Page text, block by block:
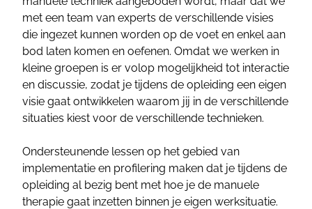
met een team van experts de verschillende visies
die ingezet kunnen worden op de voet en enkel aan
bod laten komen en oefenen. Omdat we werken in
kleine groepen is er volop mogelijkheid tot interactie
en discussie, zodat je tijdens de opleiding een eigen
visie gaat ontwikkelen waarom jij in de verschillende
situaties kiest voor de verschillende technieken.
Ondersteunende lessen op het gebied van
implementatie en profilering maken dat je tijdens de
opleiding al bezig bent met hoe je de manuele
therapie gaat inzetten binnen je eigen werksituatie.